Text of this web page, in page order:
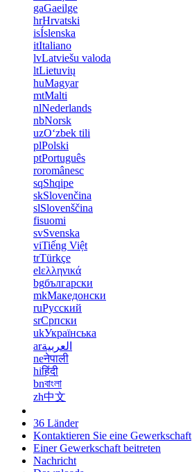
gaGaeilge
hrHrvatski
isÍslenska
itItaliano
lvLatviešu valoda
ltLietuvių
huMagyar
mtMalti
nlNederlands
nbNorsk
uzOʻzbek tili
plPolski
ptPortuguês
roromânesc
sqShqipe
skSlovenčina
slSlovenščina
fisuomi
svSvenska
viTiếng Việt
trTürkçe
elελληνικά
bgбългарски
mkМакедонски
ruРусский
srСрпски
ukУкраїнська
arالعربية
neनेपाली
hiहिंदी
bnবাংলা
zh中文
36 Länder
Kontaktieren Sie eine Gewerkschaft
Einer Gewerkschaft beitreten
Nachricht